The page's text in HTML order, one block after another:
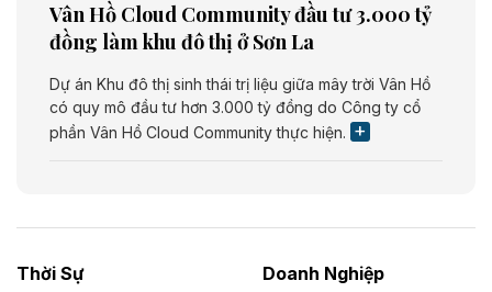
Vân Hồ Cloud Community đầu tư 3.000 tỷ
đồng làm khu đô thị ở Sơn La
Dự án Khu đô thị sinh thái trị liệu giữa mây trời Vân Hồ
có quy mô đầu tư hơn 3.000 tỷ đồng do Công ty cổ
phần Vân Hồ Cloud Community thực hiện.
Dự án Nhà máy xử lý rác và phát điện Bắc Giang do
Thời Sự Doanh Nghiệp